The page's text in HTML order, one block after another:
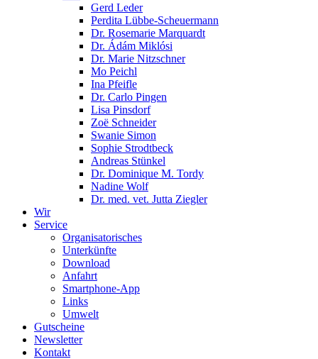
Gerd Leder
Perdita Lübbe-Scheuermann
Dr. Rosemarie Marquardt
Dr. Ádám Miklósi
Dr. Marie Nitzschner
Mo Peichl
Ina Pfeifle
Dr. Carlo Pingen
Lisa Pinsdorf
Zoë Schneider
Swanie Simon
Sophie Strodtbeck
Andreas Stünkel
Dr. Dominique M. Tordy
Nadine Wolf
Dr. med. vet. Jutta Ziegler
Wir
Service
Organisatorisches
Unterkünfte
Download
Anfahrt
Smartphone-App
Links
Umwelt
Gutscheine
Newsletter
Kontakt